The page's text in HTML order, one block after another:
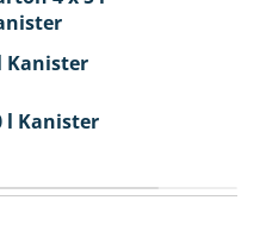
Kanister
l Kanister